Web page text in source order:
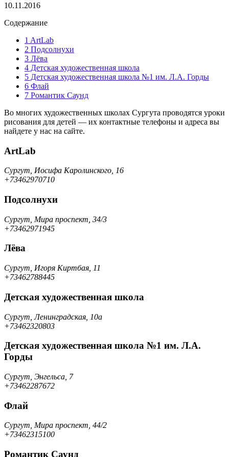
10.11.2016
Содержание
1 ArtLab
2 Подсолнухи
3 Лёва
4 Детская художественная школа
5 Детская художественная школа №1 им. Л.А. Горды
6 Флай
7 Романтик Саунд
Во многих художественных школах Сургута проводятся уроки
рисования для детей — их контактные телефоны и адреса вы
найдете у нас на сайте.
ArtLab
Сургут, Иосифа Каролинского, 16
+73462970710
Подсолнухи
Сургут, Мира проспект, 34/3
+73462971945
Лёва
Сургут, Игоря Киртбая, 11
+73462788445
Детская художественная школа
Сургут, Ленинградская, 10а
+73462320803
Детская художественная школа №1 им. Л.А.
Горды
Сургут, Энгельса, 7
+73462287672
Флай
Сургут, Мира проспект, 44/2
+73462315100
Романтик Саунд